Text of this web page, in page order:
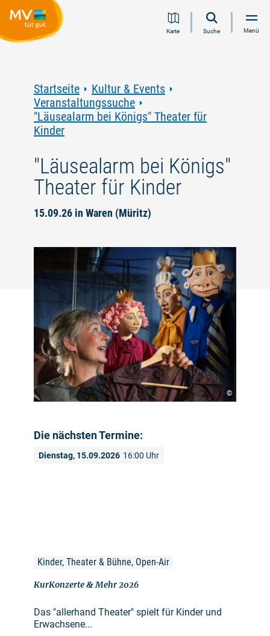
Inhalt
Navigation
Volltextsuche
FooterKarte Suche Menü
Startseite
Kultur & Events
Veranstaltungssuche
"Läusealarm bei Königs" Theater für
Kinder
"Läusealarm bei Königs"
Theater für Kinder
15.09.26 in Waren (Müritz)
©
Die nächsten Termine:
Dienstag, 15.09.2026 16:00 Uhr
Kinder, Theater & Bühne, Open-Air
KurKonzerte & Mehr 2026
Das "allerhand Theater" spielt für Kinder und
Erwachsene...